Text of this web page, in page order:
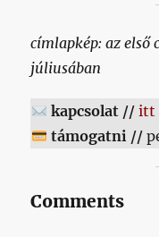
címlapkép: az első
júliusában
kapcsolat // itt
támogatni //
Comments